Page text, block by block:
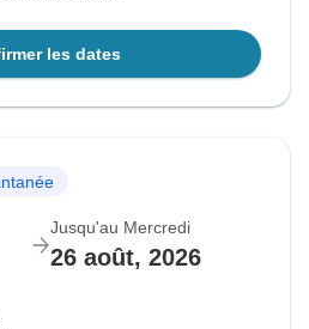
les dates
Jusqu'au Mercredi
26 août, 2026